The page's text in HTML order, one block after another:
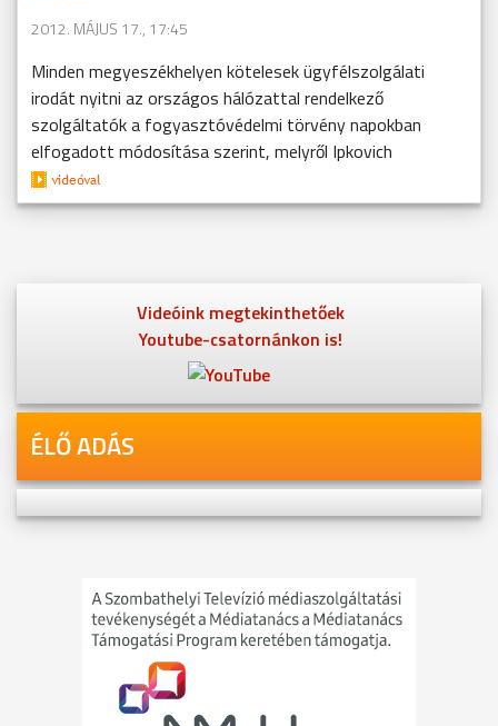
2012. MÁJUS 17., 17:45
Minden megyeszékhelyen kötelesek ügyfélszolgálati
irodát nyitni az országos hálózattal rendelkező
szolgáltatók a fogyasztóvédelmi törvény napokban
elfogadott módosítása szerint, melyről Ipkovich
Videóink megtekinthetőek
Youtube-csatornánkon is!
ÉLŐ ADÁS